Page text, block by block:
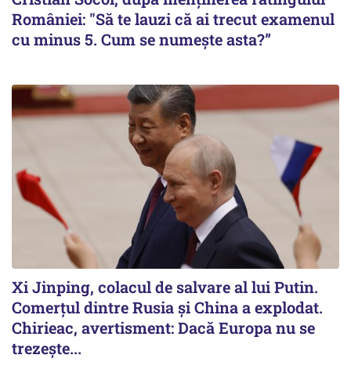
României: "Să te lauzi că ai trecut examenul
cu minus 5. Cum se numește asta?”
Xi Jinping, colacul de salvare al lui Putin.
Comerțul dintre Rusia și China a explodat.
Chirieac, avertisment: Dacă Europa nu se
trezește...